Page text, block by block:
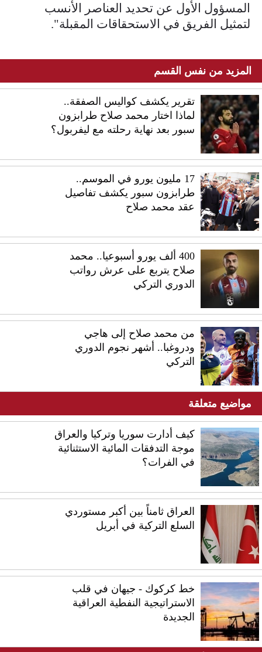
المسؤول الأول عن تحديد العناصر الأنسب
لتمثيل الفريق في الاستحقاقات المقبلة".
المزيد من نفس القسم
تقرير يكشف كواليس الصفقة..
لماذا اختار محمد صلاح طرابزون
سبور بعد نهاية رحلته مع ليفربول؟
17 مليون يورو في الموسم..
طرابزون سبور يكشف تفاصيل
عقد محمد صلاح
400 ألف يورو أسبوعيا.. محمد
صلاح يتربع على عرش رواتب
الدوري التركي
من محمد صلاح إلى هاجي
ودروغبا.. أشهر نجوم الدوري
التركي
مواضيع متعلقة
كيف أدارت سوريا وتركيا والعراق
موجة التدفقات المائية الاستثنائية
في الفرات؟
العراق ثامناً بين أكبر مستوردي
السلع التركية في أبريل
خط كركوك - جيهان في قلب
الاستراتيجية النفطية العراقية
الجديدة